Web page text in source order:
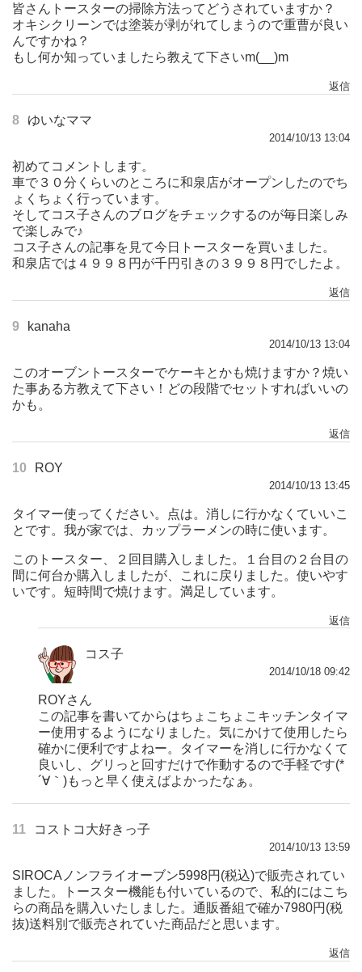
皆さんトースターの掃除方法ってどうされていますか？
オキシクリーンでは塗装が剥がれてしまうので重曹が良い
んですかね？
もし何か知っていましたら教えて下さいm(__)m
返信
8 ゆいなママ
2014/10/13 13:04
初めてコメントします。
車で３０分くらいのところに和泉店がオープンしたのでち
ょくちょく行っています。
そしてコス子さんのブログをチェックするのが毎日楽しみ
で楽しみで♪
コス子さんの記事を見て今日トースターを買いました。
和泉店では４９９８円が千円引きの３９９８円でしたよ。
返信
9 kanaha
2014/10/13 13:04
このオーブントースターでケーキとかも焼けますか？焼い
た事ある方教えて下さい！どの段階でセットすればいいの
かも。
返信
10 ROY
2014/10/13 13:45
タイマー使ってください。点は。消しに行かなくていいこ
とです。我が家では、カップラーメンの時に使います。
このトースター、２回目購入しました。１台目の２台目の
間に何台か購入しましたが、これに戻りました。使いやす
いです。短時間で焼けます。満足しています。
返信
コス子
2014/10/18 09:42
ROYさん
この記事を書いてからはちょこちょこキッチンタイマ
ー使用するようになりました。気にかけて使用したら
確かに便利ですよねー。タイマーを消しに行かなくて
良いし、グリっと回すだけで作動するので手軽です(*
´∀｀)もっと早く使えばよかったなぁ。
11 コストコ大好きっ子
2014/10/13 13:59
SIROCAノンフライオーブン5998円(税込)で販売されてい
ました。トースター機能も付いているので、私的にはこち
らの商品を購入いたしました。通販番組で確か7980円(税
抜)送料別で販売されていた商品だと思います。
返信